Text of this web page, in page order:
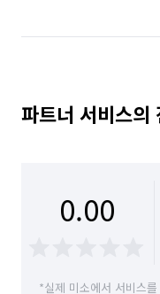
충북 음성군 충북
충북 청주시 서원구
파트너 서비스의
0.00
*실제 미소에서 서비스